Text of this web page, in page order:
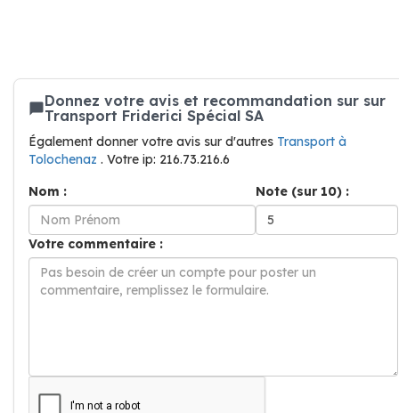
Donnez votre avis et recommandation sur sur
Transport Friderici Spécial SA
Également donner votre avis sur d'autres Transport à
Tolochenaz . Votre ip: 216.73.216.6
Nom :
Note (sur 10) :
Votre commentaire :